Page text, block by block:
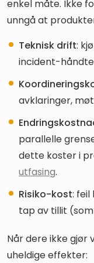
enkel måte. Ikke
unngå at
Teknisk drift:
incident-
avklaringer,
parallelle
dette koster i
utfasing.
Risiko-kost:
tap av tillit
Når dere ikke gjør
uheldige effekter: